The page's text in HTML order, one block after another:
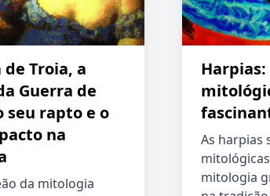
de Troia, a
Guerra de
seu rapto e o
na
da mitologia
As harpias
mitologia